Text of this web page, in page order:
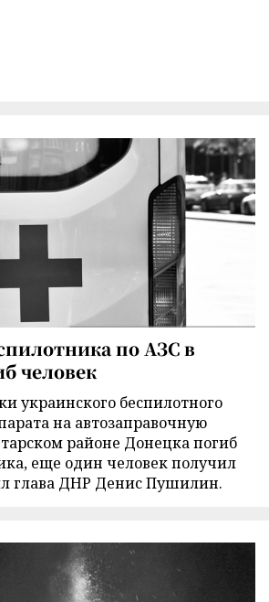
по АЗС в
человек
украинского беспилотного
на автозаправочную
районе Донецка погиб
еще один человек получил
глава ДНР Денис Пушилин.